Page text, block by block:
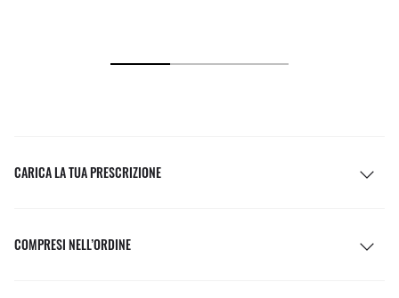
CARICA LA TUA PRESCRIZIONE
COMPRESI NELL’ORDINE